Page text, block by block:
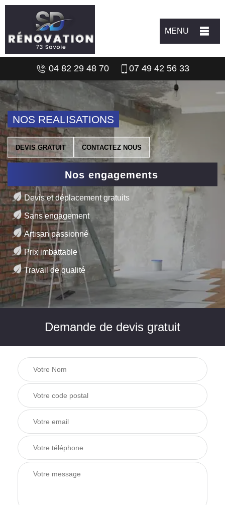
MENU
04 82 29 48 70 07 49 42 56 33
NOS REALISATIONS
DEVIS GRATUIT CONTACTEZ NOUS
Nos engagements
Devis et déplacement gratuits
Sans engagement
Artisan passionné
Prix imbattable
Travail de qualité
Demande de devis gratuit